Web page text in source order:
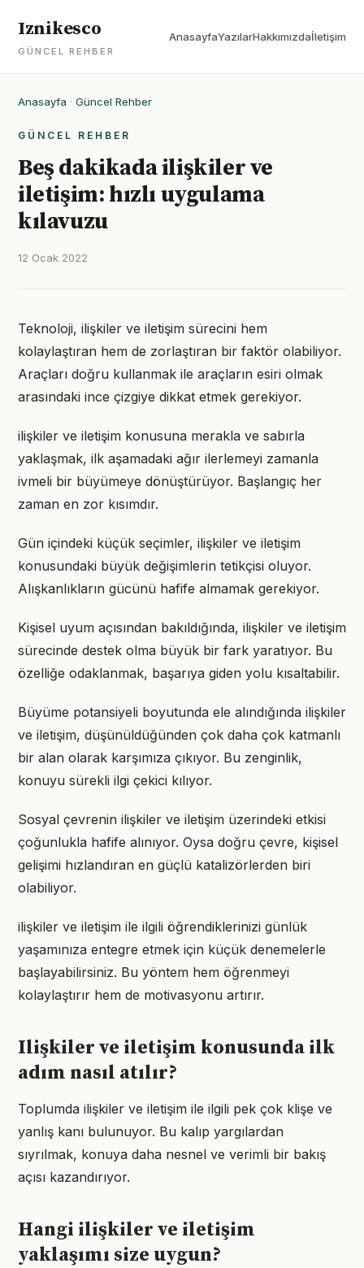
Iznikesco
GÜNCEL REHBER
AnasayfaYazılarHakkımızdaİletişim
Anasayfa · Güncel Rehber
GÜNCEL REHBER
Beş dakikada ilişkiler ve
iletişim: hızlı uygulama
kılavuzu
12 Ocak 2022
Teknoloji, ilişkiler ve iletişim sürecini hem
kolaylaştıran hem de zorlaştıran bir faktör olabiliyor.
Araçları doğru kullanmak ile araçların esiri olmak
arasındaki ince çizgiye dikkat etmek gerekiyor.
ilişkiler ve iletişim konusuna merakla ve sabırla
yaklaşmak, ilk aşamadaki ağır ilerlemeyi zamanla
ivmeli bir büyümeye dönüştürüyor. Başlangıç her
zaman en zor kısımdır.
Gün içindeki küçük seçimler, ilişkiler ve iletişim
konusundaki büyük değişimlerin tetikçisi oluyor.
Alışkanlıkların gücünü hafife almamak gerekiyor.
Kişisel uyum açısından bakıldığında, ilişkiler ve iletişim
sürecinde destek olma büyük bir fark yaratıyor. Bu
özelliğe odaklanmak, başarıya giden yolu kısaltabilir.
Büyüme potansiyeli boyutunda ele alındığında ilişkiler
ve iletişim, düşünüldüğünden çok daha çok katmanlı
bir alan olarak karşımıza çıkıyor. Bu zenginlik,
konuyu sürekli ilgi çekici kılıyor.
Sosyal çevrenin ilişkiler ve iletişim üzerindeki etkisi
çoğunlukla hafife alınıyor. Oysa doğru çevre, kişisel
gelişimi hızlandıran en güçlü katalizörlerden biri
olabiliyor.
ilişkiler ve iletişim ile ilgili öğrendiklerinizi günlük
yaşamınıza entegre etmek için küçük denemelerle
başlayabilirsiniz. Bu yöntem hem öğrenmeyi
kolaylaştırır hem de motivasyonu artırır.
Ilişkiler ve iletişim konusunda ilk
adım nasıl atılır?
Toplumda ilişkiler ve iletişim ile ilgili pek çok klişe ve
yanlış kanı bulunuyor. Bu kalıp yargılardan
sıyrılmak, konuya daha nesnel ve verimli bir bakış
açısı kazandırıyor.
Hangi ilişkiler ve iletişim
yaklaşımı size uygun?